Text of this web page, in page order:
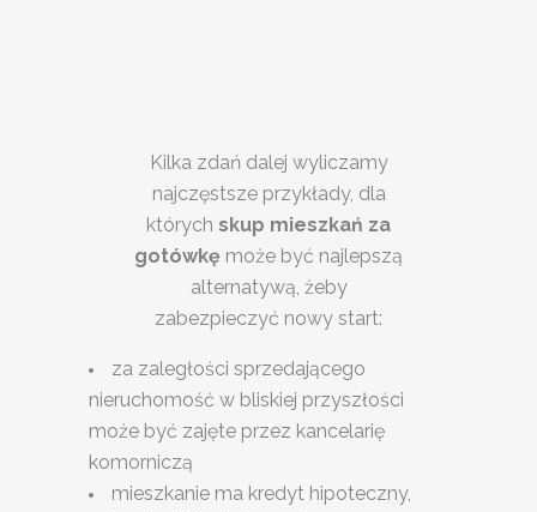
Kilka zdań dalej wyliczamy
najczęstsze przykłady, dla
których skup mieszkań za
gotówkę może być najlepszą
alternatywą, żeby
zabezpieczyć nowy start:
za zaległości sprzedającego
nieruchomość w bliskiej przyszłości
może być zajęte przez kancelarię
komorniczą
mieszkanie ma kredyt hipoteczny,